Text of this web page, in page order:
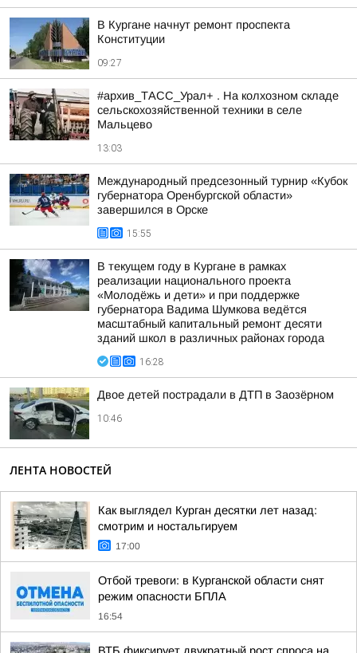
В Кургане начнут ремонт проспекта
Конституции
09:27
#архив_ТАСС_Урал+ . На колхозном складе
сельскохозяйственной техники в селе
Мальцево
13:03
Международный предсезонный турнир «Кубок
губернатора Оренбургской области»
завершился в Орске
15:55
В текущем году в Кургане в рамках
реализации национального проекта
«Молодёжь и дети» и при поддержке
губернатора Вадима Шумкова ведётся
масштабный капитальный ремонт десяти
зданий школ в различных районах города
16:28
Двое детей пострадали в ДТП в Заозёрном
10:46
ЛЕНТА НОВОСТЕЙ
Как выглядел Курган десятки лет назад:
смотрим и ностальгируем
17:00
Отбой тревоги: в Курганской области снят
режим опасности БПЛА
16:54